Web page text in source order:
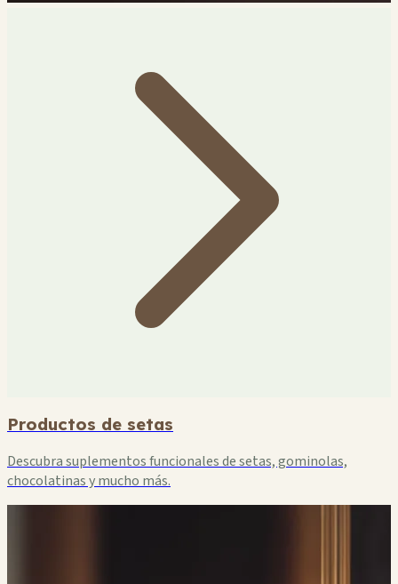
Productos de setas
Descubra suplementos funcionales de setas, gominolas,
chocolatinas y mucho más.